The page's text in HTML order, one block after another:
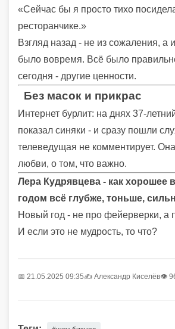
«Сейчас бы я просто тихо
ресторанчике.»
Взгляд назад - не из сожаления, а
было вовремя. Всё было
сегодня - другие ценности.
Без масок и прикрас
Интернет бурлит: на днях 37-
показал синяки - и сразу пошли
телеведущая не комментирует.
любви, о том, что важно.
Лера Кудрявцева - как хорошее
годом всё глубже, тоньше,
Новый год - не про фейерверки, а
И если это не мудрость, то что?
📅 21.05.2025 09:35✍️ Александр Киселёв👁